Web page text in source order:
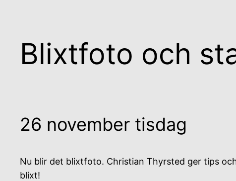
Blixtfoto och
26 november tisdag
Nu blir det blixtfoto. Christian Thyrsted ger tips
blixt!